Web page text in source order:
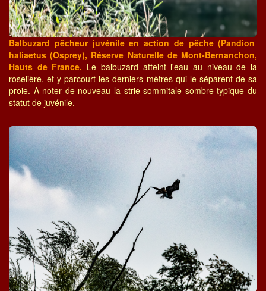
Balbuzard pêcheur juvénile en action de pêche (Pandion
haliaetus (Osprey), Réserve Naturelle de Mont-Bernanchon,
Hauts de France. Le balbuzard atteint l'eau au niveau de la
roselière, et y parcourt les derniers mètres qui le séparent de sa
proie. A noter de nouveau la strie sommitale sombre typique du
statut de juvénile.